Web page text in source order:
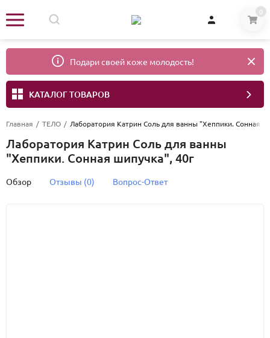
0
Подари своей коже молодость!
КАТАЛОГ ТОВАРОВ
Главная / ТЕЛО / Лаборатория Катрин Соль для ванны "Хеппики. Сонная
Лаборатория Катрин Соль для ванны
"Хеппики. Сонная шипучка", 40г
Обзор Отзывы (0) Вопрос-Ответ